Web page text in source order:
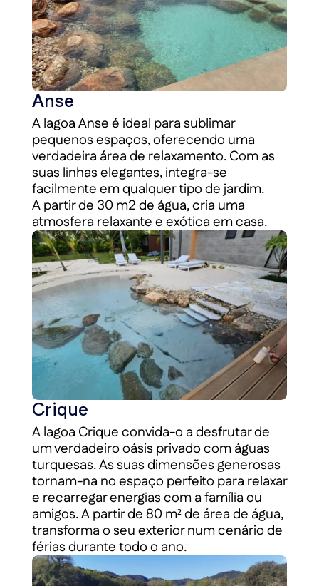
Anse
A lagoa Anse é ideal para sublimar
pequenos espaços, oferecendo uma
verdadeira área de relaxamento. Com as
suas linhas elegantes, integra-se
facilmente em qualquer tipo de jardim.
A partir de 30 m2 de água, cria uma
atmosfera relaxante e exótica em casa.
Crique
A lagoa Crique convida-o a desfrutar de
um verdadeiro oásis privado com águas
turquesas. As suas dimensões generosas
tornam-na no espaço perfeito para relaxar
e recarregar energias com a família ou
amigos. A partir de 80 m² de área de água,
transforma o seu exterior num cenário de
férias durante todo o ano.